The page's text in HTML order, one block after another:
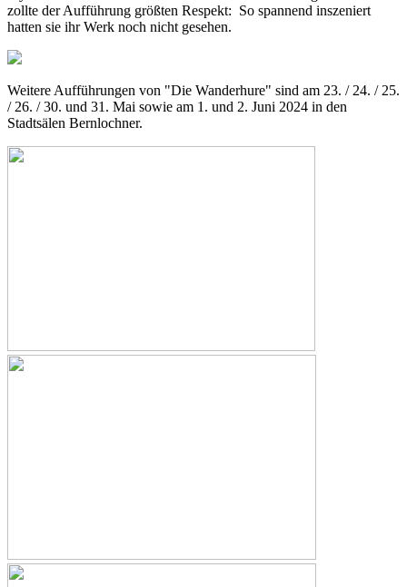
zollte der Aufführung größten Respekt: So spannend inszeniert
hatten sie ihr Werk noch nicht gesehen.
Weitere Aufführungen von "Die Wanderhure" sind am 23. / 24. / 25.
/ 26. / 30. und 31. Mai sowie am 1. und 2. Juni 2024 in den
Stadtsälen Bernlochner.